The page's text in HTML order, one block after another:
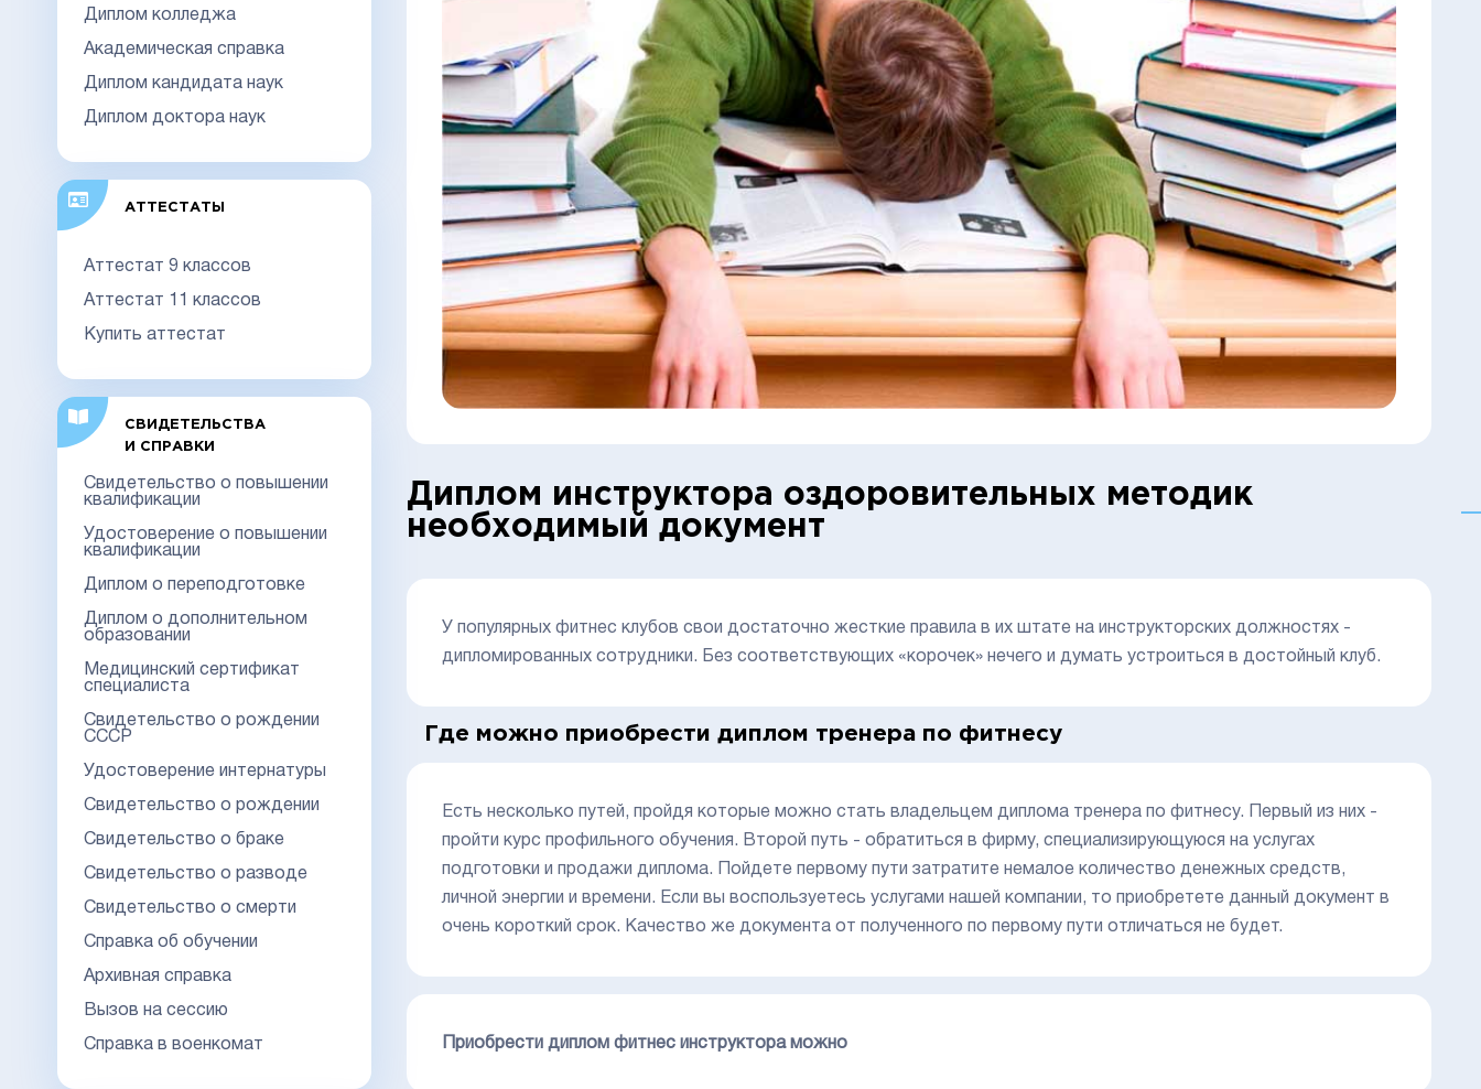
Диплом колледжа
Академическая справка
Диплом кандидата наук
Диплом доктора наук
АТТЕСТАТЫ
Аттестат 9 классов
Аттестат 11 классов
Купить аттестат
СВИДЕТЕЛЬСТВА
И СПРАВКИ
Свидетельство о повышении
квалификации
Удостоверение о повышении
квалификации
Диплом о переподготовке
Диплом о дополнительном
образовании
Медицинский сертификат
специалиста
Свидетельство о рождении
СССР
Удостоверение интернатуры
Свидетельство о рождении
Свидетельство о браке
Свидетельство о разводе
Свидетельство о смерти
Справка об обучении
Архивная справка
Вызов на сессию
Справка в военкомат
Диплом инструктора оздоровительных методик
необходимый документ
У популярных фитнес клубов свои достаточно жесткие правила в их штате на инструкторских должностях -
дипломированных сотрудники. Без соответствующих «корочек» нечего и думать устроиться в достойный клуб.
Где можно приобрести диплом тренера по фитнесу
Есть несколько путей, пройдя которые можно стать владельцем диплома тренера по фитнесу. Первый из них -
пройти курс профильного обучения. Второй путь - обратиться в фирму, специализирующуюся на услугах
подготовки и продажи диплома. Пойдете первому пути затратите немалое количество денежных средств,
личной энергии и времени. Если вы воспользуетесь услугами нашей компании, то приобретете данный документ в
очень короткий срок. Качество же документа от полученного по первому пути отличаться не будет.
Приобрести диплом фитнес инструктора можно